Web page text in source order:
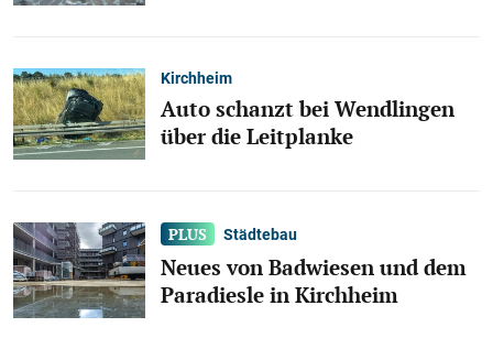
Kirchheim
Auto schanzt bei Wendlingen
über die Leitplanke
Städtebau
Neues von Badwiesen und dem
Paradiesle in Kirchheim